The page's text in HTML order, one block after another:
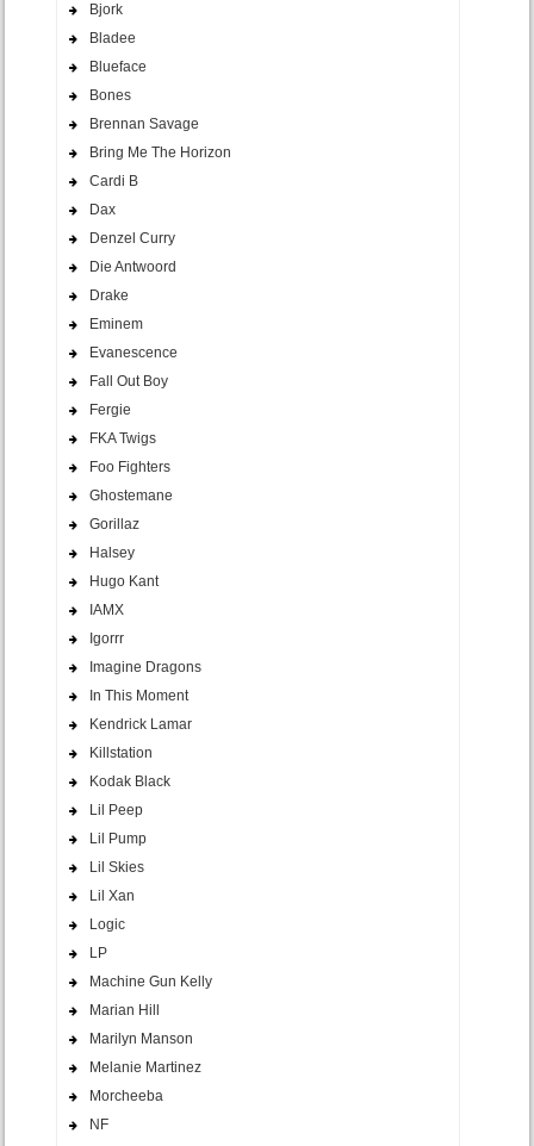
Bjork
Bladee
Blueface
Bones
Brennan Savage
Bring Me The Horizon
Cardi B
Dax
Denzel Curry
Die Antwoord
Drake
Eminem
Evanescence
Fall Out Boy
Fergie
FKA Twigs
Foo Fighters
Ghostemane
Gorillaz
Halsey
Hugo Kant
IAMX
Igorrr
Imagine Dragons
In This Moment
Kendrick Lamar
Killstation
Kodak Black
Lil Peep
Lil Pump
Lil Skies
Lil Xan
Logic
LP
Machine Gun Kelly
Marian Hill
Marilyn Manson
Melanie Martinez
Morcheeba
NF